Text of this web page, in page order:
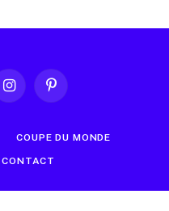
InstagramPinterest
COUPE DU MONDE
CONTACT